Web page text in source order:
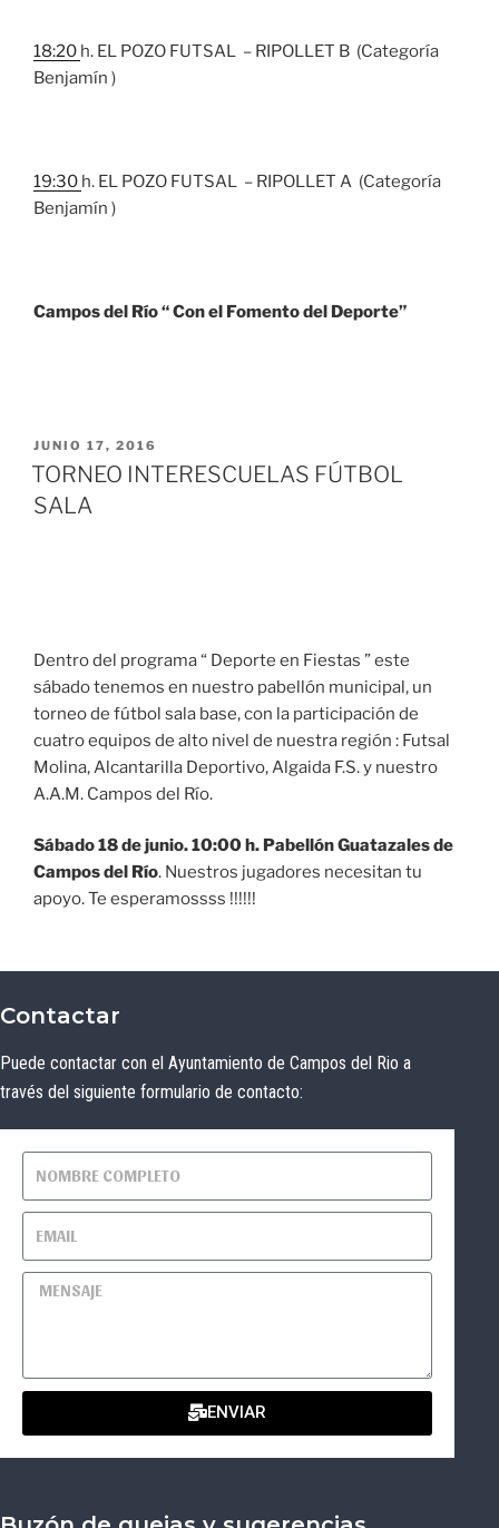
18:20 h. EL POZO FUTSAL – RIPOLLET B (Categoría
Benjamín )
19:30 h. EL POZO FUTSAL – RIPOLLET A (Categoría
Benjamín )
Campos del Río “ Con el Fomento del Deporte”
JUNIO 17, 2016
TORNEO INTERESCUELAS FÚTBOL
SALA
Dentro del programa “ Deporte en Fiestas ” este
sábado tenemos en nuestro pabellón municipal, un
torneo de fútbol sala base, con la participación de
cuatro equipos de alto nivel de nuestra región : Futsal
Molina, Alcantarilla Deportivo, Algaida F.S. y nuestro
A.A.M. Campos del Río.
Sábado 18 de junio. 10:00 h. Pabellón Guatazales de
Campos del Río. Nuestros jugadores necesitan tu
apoyo. Te esperamossss !!!!!!
Contactar
Puede contactar con el Ayuntamiento de Campos del Rio a
través del siguiente formulario de contacto:
ENVIAR